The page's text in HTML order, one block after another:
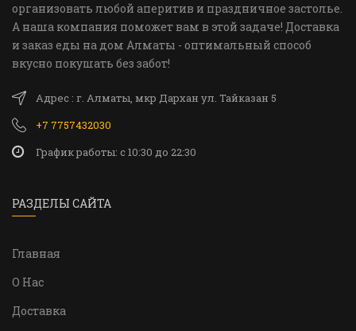
организовать любой аперитив и праздничное застолье.
А наша компания поможет вам в этой задаче! Доставка
и заказ еды на дом Алматы - оптимальный способ
вкусно покушать без забот!
Адрес : г. Алматы, мкр Дархан ул. Тайказан 5
+7 7757432030
График работы: c 10:30 до 22:30
РАЗДЕЛЫ САЙТА
Главная
О Нас
Доставка